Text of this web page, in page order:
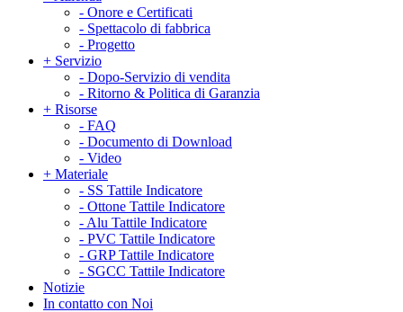
- Onore e Certificati
- Spettacolo di fabbrica
- Progetto
+ Servizio
- Dopo-Servizio di vendita
- Ritorno & Politica di Garanzia
+ Risorse
- FAQ
- Documento di Download
- Video
+ Materiale
- SS Tattile Indicatore
- Ottone Tattile Indicatore
- Alu Tattile Indicatore
- PVC Tattile Indicatore
- GRP Tattile Indicatore
- SGCC Tattile Indicatore
Notizie
In contatto con Noi